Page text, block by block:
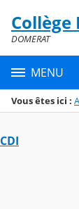
Menu de la
Contenu
Collège
DOMERAT
MENU
Vous êtes ici :
CDI